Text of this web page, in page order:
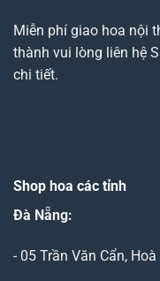
Miễn phí giao hoa nội
thành vui lòng liên hệ
chi tiết.
Shop hoa các tỉnh
Đà Nẵng:
- 05 Trần Văn Cẩn,